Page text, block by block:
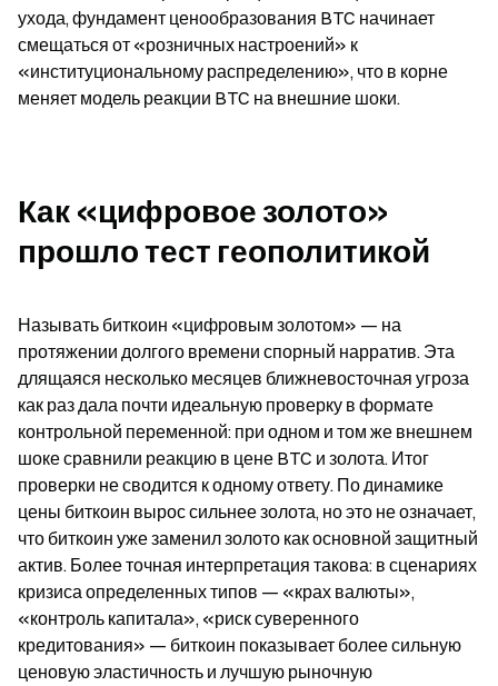
ухода, фундамент ценообразования BTC начинает
смещаться от «розничных настроений» к
«институциональному распределению», что в корне
меняет модель реакции BTC на внешние шоки.
Как «цифровое золото»
прошло тест геополитикой
Называть биткоин «цифровым золотом» — на
протяжении долгого времени спорный нарратив. Эта
длящаяся несколько месяцев ближневосточная угроза
как раз дала почти идеальную проверку в формате
контрольной переменной: при одном и том же внешнем
шоке сравнили реакцию в цене BTC и золота. Итог
проверки не сводится к одному ответу. По динамике
цены биткоин вырос сильнее золота, но это не означает,
что биткоин уже заменил золото как основной защитный
актив. Более точная интерпретация такова: в сценариях
кризиса определенных типов — «крах валюты»,
«контроль капитала», «риск суверенного
кредитования» — биткоин показывает более сильную
ценовую эластичность и лучшую рыночную